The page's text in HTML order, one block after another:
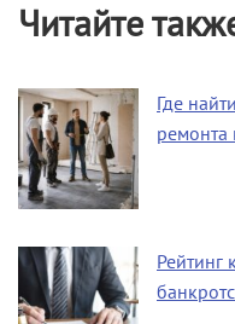
Читайте
Где
ремонта
Рейтинг